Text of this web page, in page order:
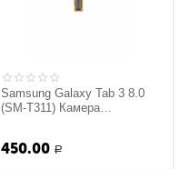
Samsung Galaxy Tab 3 8.0
(SM-T311) Камера
450.00 Р